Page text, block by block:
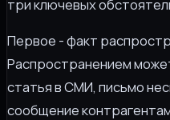
три ключевых
Первое - факт
Распространением
статья в СМИ, письмо
сообщение